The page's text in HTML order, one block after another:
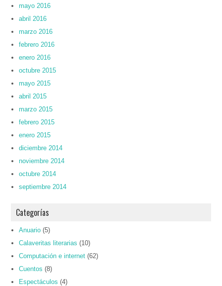
mayo 2016
abril 2016
marzo 2016
febrero 2016
enero 2016
octubre 2015
mayo 2015
abril 2015
marzo 2015
febrero 2015
enero 2015
diciembre 2014
noviembre 2014
octubre 2014
septiembre 2014
Categorías
Anuario (5)
Calaveritas literarias (10)
Computación e internet (62)
Cuentos (8)
Espectáculos (4)